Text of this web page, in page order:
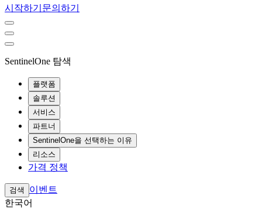
시작하기 문의하기
SentinelOne 탐색
플랫폼
솔루션
서비스
파트너
SentinelOne을 선택하는 이유
리소스
가격 정책
검색
이벤트
한국어